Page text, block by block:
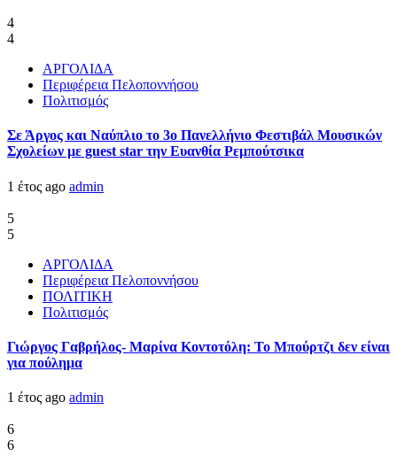
4
4
ΑΡΓΟΛΙΔΑ
Περιφέρεια Πελοποννήσου
Πολιτισμός
Σε Άργος και Ναύπλιο το 3ο Πανελλήνιο Φεστιβάλ Μουσικών
Σχολείων με guest star την Ευανθία Ρεμπούτσικα
1 έτος ago admin
5
5
ΑΡΓΟΛΙΔΑ
Περιφέρεια Πελοποννήσου
ΠΟΛΙΤΙΚΗ
Πολιτισμός
Γιώργος Γαβρήλος- Μαρίνα Κοντοτόλη: Το Μπούρτζι δεν είναι
για πούλημα
1 έτος ago admin
6
6